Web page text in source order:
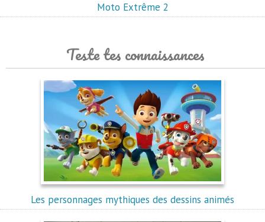
Moto Extrême 2
Teste tes connaissances
Les personnages mythiques des dessins animés